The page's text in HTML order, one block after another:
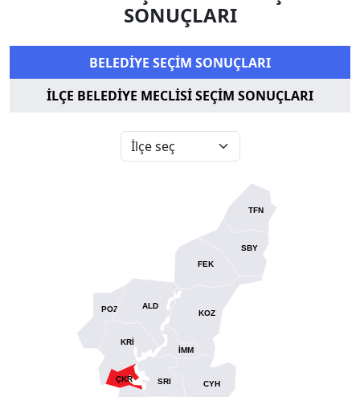
SONUÇLARI
BELEDİYE SEÇİM SONUÇLARI
İLÇE BELEDİYE MECLİSİ SEÇİM SONUÇLARI
CYH
FEK
KRİ
KOZ
POZ
SBY
TFN
ALD
İMM
SRI
ÇKR